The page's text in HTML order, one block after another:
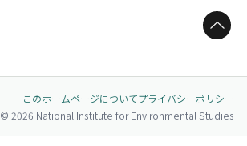
ページトップへ
このホームページについてプライバシーポリシー
© 2026 National Institute for Environmental Studies